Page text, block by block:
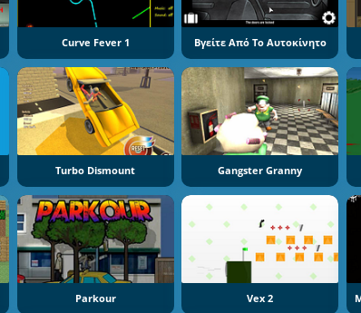
Curve Fever 1 Βγείτε Από Το Αυτοκίνητο
Turbo Dismount Gangster Granny
Parkour Vex 2